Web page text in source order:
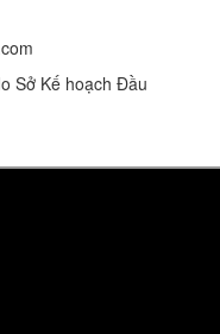
Sở Kế hoạch Đầu